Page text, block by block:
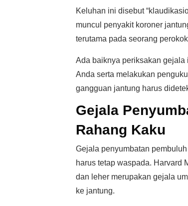
Keluhan ini disebut
muncul penyakit koroner
terutama pada seorang
Ada baiknya periksakan gejala
Anda serta melakukan
gangguan jantung harus
Gejala
Rahang Kaku
Gejala penyumbatan
harus tetap waspada. Harvard
dan leher merupakan gejala
ke jantung.